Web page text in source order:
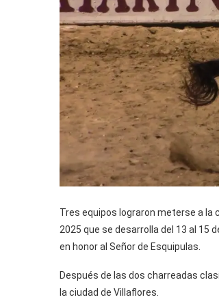
Tres equipos lograron meterse a la
2025 que se desarrolla del 13 al 15
en honor al Señor de Esquipulas.
Después de las dos charreadas
la ciudad de Villaflores.